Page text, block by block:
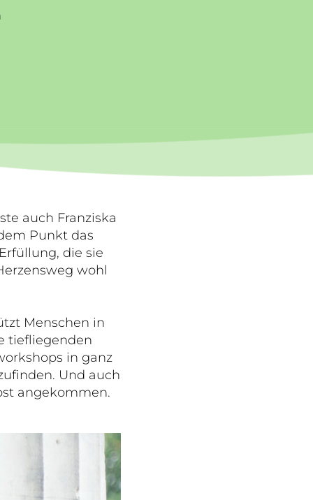
auch Franziska
Punkt das
die sie
wohl
Menschen in
tiefliegenden
in ganz
Und auch
angekommen.